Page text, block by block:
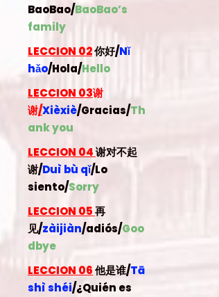
BaoBao/BaoBao’s
family
LECCION 02你好/Nǐ
hǎo/Hola/Hello
LECCION 03谢
谢/Xièxiè/Gracias/Th
ank you
LECCION 04谢对不起
谢/Duì bù qǐ/Lo
siento/Sorry
LECCION 05再
见/zàijiàn/adiós/Goo
dbye
LECCION 06他是谁/Tā
shì shéi/¿Quién es